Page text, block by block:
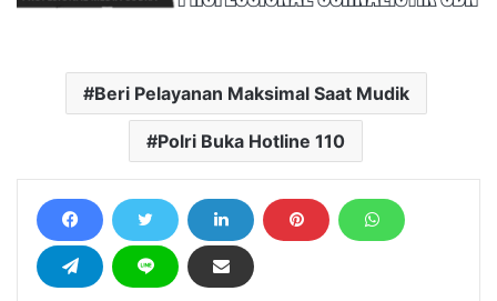
Beri Pelayanan Maksimal Saat Mudik
Polri Buka Hotline 110